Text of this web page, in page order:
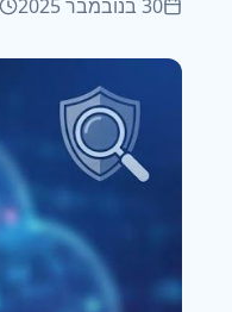
30 בנובמבר 2025